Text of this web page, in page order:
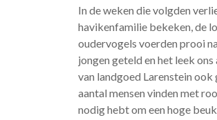
In de weken die volgden
havikenfamilie bekeken, de
oudervogels voerden prooi
jongen geteld en het leek
van landgoed Larenstein
aantal mensen vinden met
nodig hebt om een hoge